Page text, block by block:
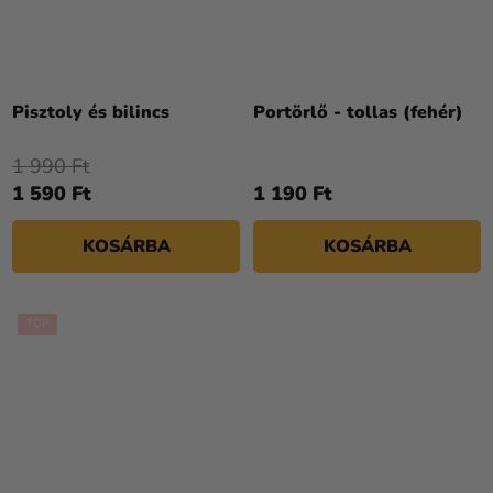
Pisztoly és bilincs
1 590 Ft
1 990 Ft
KOSÁRBA
Portörlő - tollas (fehér)
1 190 Ft
KOSÁRBA